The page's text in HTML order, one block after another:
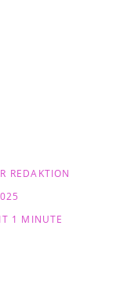
REDAKTION
1 MINUTE